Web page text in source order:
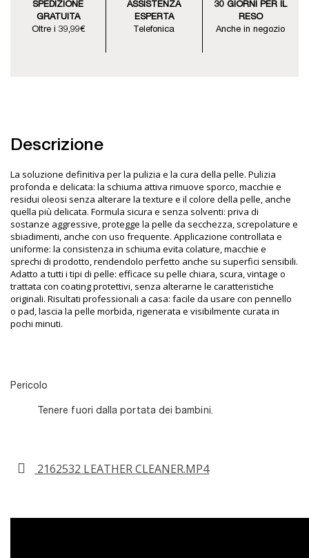
SPEDIZIONE
GRATUITA
Oltre i 39,99€
ASSISTENZA
ESPERTA
Telefonica
30 GIORNI PER IL
RESO
Anche in negozio
Descrizione
La soluzione definitiva per la pulizia e la cura della pelle. Pulizia
profonda e delicata: la schiuma attiva rimuove sporco, macchie e
residui oleosi senza alterare la texture e il colore della pelle, anche
quella più delicata. Formula sicura e senza solventi: priva di
sostanze aggressive, protegge la pelle da secchezza, screpolature e
sbiadimenti, anche con uso frequente. Applicazione controllata e
uniforme: la consistenza in schiuma evita colature, macchie e
sprechi di prodotto, rendendolo perfetto anche su superfici sensibili.
Adatto a tutti i tipi di pelle: efficace su pelle chiara, scura, vintage o
trattata con coating protettivi, senza alterarne le caratteristiche
originali. Risultati professionali a casa: facile da usare con pennello
o pad, lascia la pelle morbida, rigenerata e visibilmente curata in
pochi minuti.
Pericolo
Tenere fuori dalla portata dei bambini.
2162532 LEATHER CLEANER.MP4